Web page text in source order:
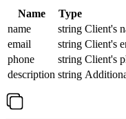
Name Type
name
string Client's
email
string Client's
phone
string Client's
description string